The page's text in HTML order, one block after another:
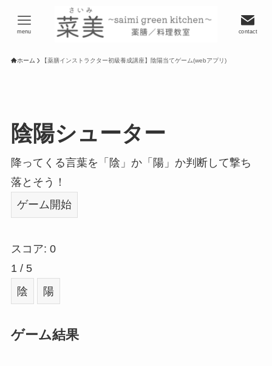
contact
menu
ホーム 【薬膳インストラクター初級養成講座】陰陽当てゲーム(webアプリ)
陰陽シューター
降ってくる言葉を「陰」か「陽」か判断して撃ち
落とそう！
ゲーム開始
スコア: 0
1 / 5
陰
陽
ゲーム結果